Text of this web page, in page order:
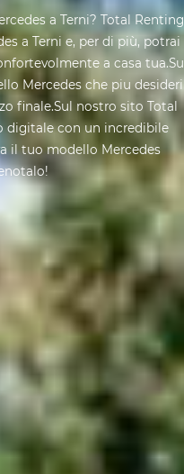
a Terni? Total Renting
a Terni e, per di più, potrai
a casa tua.Su
Mercedes che piu desideri
finale.Sul nostro sito Total
digitale con un incredibile
il tuo modello Mercedes